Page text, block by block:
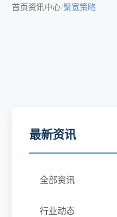
首页资讯中心/聚宽策略
最新资讯
全部资讯
行业动态